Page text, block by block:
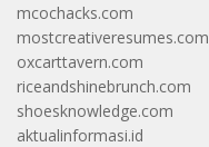
mcochacks.com
mostcreativeresumes.com
oxcarttavern.com
riceandshinebrunch.com
shoesknowledge.com
aktualinformasi.id